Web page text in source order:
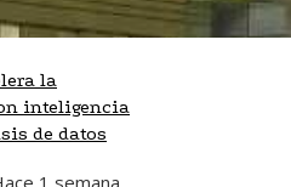
la
inteligencia
de datos
1 semana